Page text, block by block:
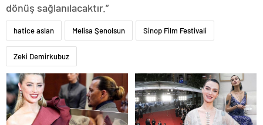
dönüş sağlanılacaktır.”
hatice aslan Melisa Şenolsun Sinop Film Festivali
Zeki Demirkubuz